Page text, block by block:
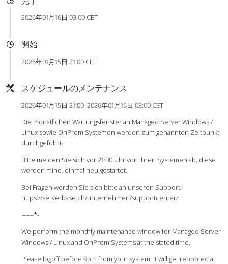
2026年01月16日 03:00 CET
開始
2026年01月15日 21:00 CET
スケジュールのメンテナンス
2026年01月15日 21:00–2026年01月16日 03:00 CET
Die monatlichen Wartungsfenster an Managed Server Windows /
Linux sowie OnPrem Systemen werden zum genannten Zeitpunkt
durchgeführt.
Bitte melden Sie sich vor 21:00 Uhr von Ihren Systemen ab, diese
werden mind. einmal neu gestartet.
Bei Fragen werden Sie sich bitte an unseren Support:
https://serverbase.ch/unternehmen/supportcenter/
------*-
We perform the monthly maintenance window for Managed Server
Windows / Linux and OnPrem Systems at the stated time.
Please logoff before 9pm from your system, it will get rebooted at